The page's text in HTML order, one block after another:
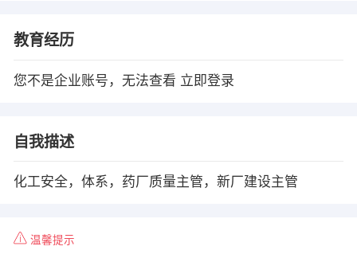
教育经历
您不是企业账号，无法查看 立即登录
自我描述
化工安全，体系，药厂质量主管，新厂建设主管
温馨提示